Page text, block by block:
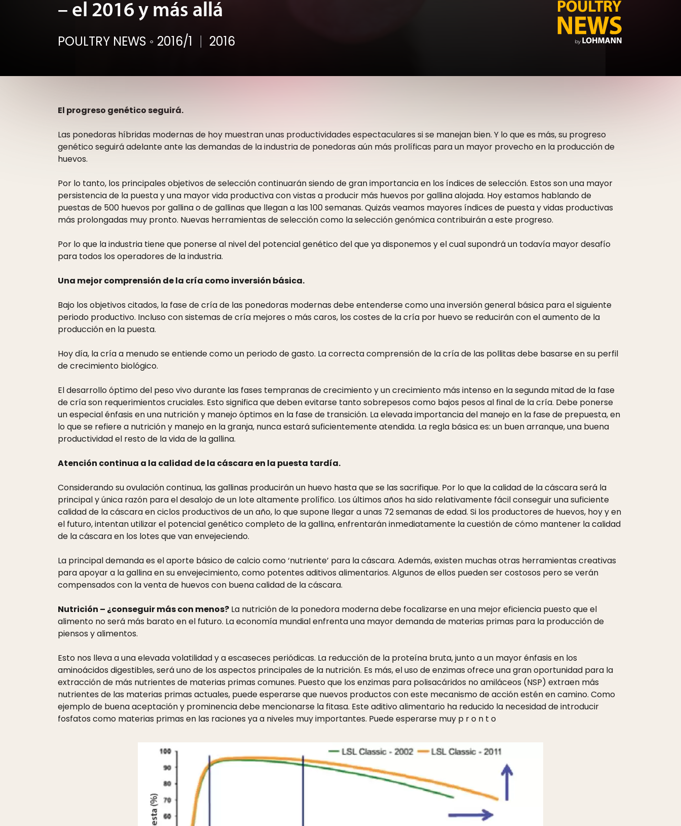
– el 2016 y más allá
POULTRY NEWS ◦ 2016/1 2016
El progreso genético seguirá.
Las ponedoras híbridas modernas de hoy muestran unas productividades espectaculares si se manejan bien. Y lo que es más, su progreso
genético seguirá adelante ante las demandas de la industria de ponedoras aún más prolíficas para un mayor provecho en la producción de
huevos.
Por lo tanto, los principales objetivos de selección continuarán siendo de gran importancia en los índices de selección. Estos son una mayor
persistencia de la puesta y una mayor vida productiva con vistas a producir más huevos por gallina alojada. Hoy estamos hablando de
puestas de 500 huevos por gallina o de gallinas que llegan a las 100 semanas. Quizás veamos mayores índices de puesta y vidas productivas
más prolongadas muy pronto. Nuevas herramientas de selección como la selección genómica contribuirán a este progreso.
Por lo que la industria tiene que ponerse al nivel del potencial genético del que ya disponemos y el cual supondrá un todavía mayor desafío
para todos los operadores de la industria.
Una mejor comprensión de la cría como inversión básica.
Bajo los objetivos citados, la fase de cría de las ponedoras modernas debe entenderse como una inversión general básica para el siguiente
periodo productivo. Incluso con sistemas de cría mejores o más caros, los costes de la cría por huevo se reducirán con el aumento de la
producción en la puesta.
Hoy día, la cría a menudo se entiende como un periodo de gasto. La correcta comprensión de la cría de las pollitas debe basarse en su perfil
de crecimiento biológico.
El desarrollo óptimo del peso vivo durante las fases tempranas de crecimiento y un crecimiento más intenso en la segunda mitad de la fase
de cría son requerimientos cruciales. Esto significa que deben evitarse tanto sobrepesos como bajos pesos al final de la cría. Debe ponerse
un especial énfasis en una nutrición y manejo óptimos en la fase de transición. La elevada importancia del manejo en la fase de prepuesta, en
lo que se refiere a nutrición y manejo en la granja, nunca estará suficientemente atendida. La regla básica es: un buen arranque, una buena
productividad el resto de la vida de la gallina.
Atención continua a la calidad de la cáscara en la puesta tardía.
Considerando su ovulación continua, las gallinas producirán un huevo hasta que se las sacrifique. Por lo que la calidad de la cáscara será la
principal y única razón para el desalojo de un lote altamente prolífico. Los últimos años ha sido relativamente fácil conseguir una suficiente
calidad de la cáscara en ciclos productivos de un año, lo que supone llegar a unas 72 semanas de edad. Si los productores de huevos, hoy y en
el futuro, intentan utilizar el potencial genético completo de la gallina, enfrentarán inmediatamente la cuestión de cómo mantener la calidad
de la cáscara en los lotes que van envejeciendo.
La principal demanda es el aporte básico de calcio como ‘nutriente’ para la cáscara. Además, existen muchas otras herramientas creativas
para apoyar a la gallina en su envejecimiento, como potentes aditivos alimentarios. Algunos de ellos pueden ser costosos pero se verán
compensados con la venta de huevos con buena calidad de la cáscara.
Nutrición – ¿conseguir más con menos? La nutrición de la ponedora moderna debe focalizarse en una mejor eficiencia puesto que el
alimento no será más barato en el futuro. La economía mundial enfrenta una mayor demanda de materias primas para la producción de
piensos y alimentos.
Esto nos lleva a una elevada volatilidad y a escaseces periódicas. La reducción de la proteína bruta, junto a un mayor énfasis en los
aminoácidos digestibles, será uno de los aspectos principales de la nutrición. Es más, el uso de enzimas ofrece una gran oportunidad para la
extracción de más nutrientes de materias primas comunes. Puesto que los enzimas para polisacáridos no amiláceos (NSP) extraen más
nutrientes de las materias primas actuales, puede esperarse que nuevos productos con este mecanismo de acción estén en camino. Como
ejemplo de buena aceptación y prominencia debe mencionarse la fitasa. Este aditivo alimentario ha reducido la necesidad de introducir
fosfatos como materias primas en las raciones ya a niveles muy importantes. Puede esperarse muy p r o n t o